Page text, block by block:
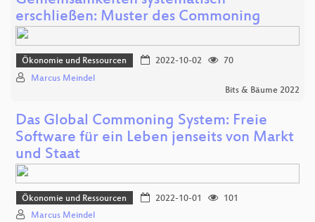
erschließen: Muster des Commoning
Ökonomie und Ressourcen 2022-10-02
70
Marcus Meindel
Bits & Bäume 2022
Das Global Commoning System: Freie
Software für ein Leben jenseits von Markt
und Staat
Ökonomie und Ressourcen 2022-10-01
101
Marcus Meindel